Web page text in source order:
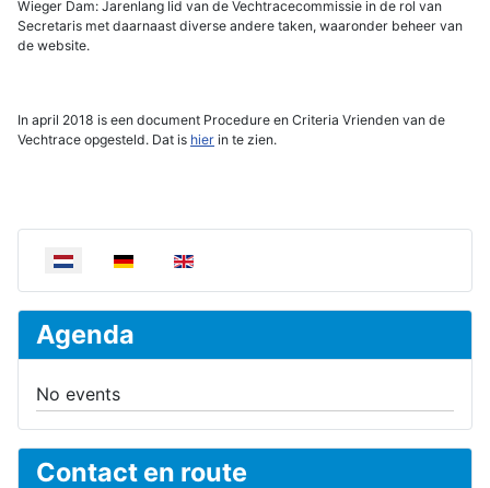
Wieger Dam: Jarenlang lid van de Vechtracecommissie in de rol van
Secretaris met daarnaast diverse andere taken, waaronder beheer van
de website.
In april 2018 is een document Procedure en Criteria Vrienden van de
Vechtrace opgesteld. Dat is hier in te zien.
Selecteer de taal
Agenda
No events
Contact en route